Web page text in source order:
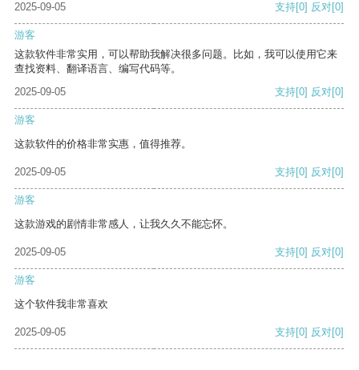
2025-09-05
支持[0] 反对[0]
游客
这款软件非常实用，可以帮助我解决很多问题。比如，我可以使用它来
查找资料、翻译语言、编写代码等。
2025-09-05
支持[0] 反对[0]
游客
这款软件的价格非常实惠，值得推荐。
2025-09-05 支持[0] 反对[0]
游客
这款游戏的剧情非常感人，让我久久不能忘怀。
2025-09-05 支持[0] 反对[0]
游客
这个软件我非常喜欢
2025-09-05 支持[0] 反对[0]